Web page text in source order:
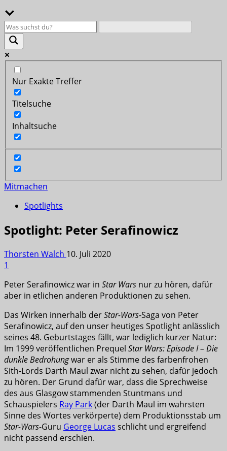
Nur Exakte Treffer
Titelsuche
Inhaltsuche
Mitmachen
Spotlights
Spotlight: Peter Serafinowicz
Thorsten Walch 10. Juli 2020
1
Peter Serafinowicz war in Star Wars nur zu hören, dafür
aber in etlichen anderen Produktionen zu sehen.
Das Wirken innerhalb derStar-Wars-Saga von Peter
Serafinowicz, auf den unser heutiges Spotlight anlässlich
seines 48. Geburtstages fällt, war lediglich kurzer Natur:
Im 1999 veröffentlichen Prequel Star Wars: Episode I – Die
dunkle Bedrohungwar er als Stimme des farbenfrohen
Sith-Lords Darth Maul zwar nicht zu sehen, dafür jedoch
zu hören. Der Grund dafür war, dass die Sprechweise
des aus Glasgow stammenden Stuntmans und
Schauspielers Ray Park(der Darth Maul im wahrsten
Sinne des Wortes verkörperte) dem Produktionsstab um
Star-Wars-Guru George Lucas schlicht und ergreifend
nicht passend erschien.